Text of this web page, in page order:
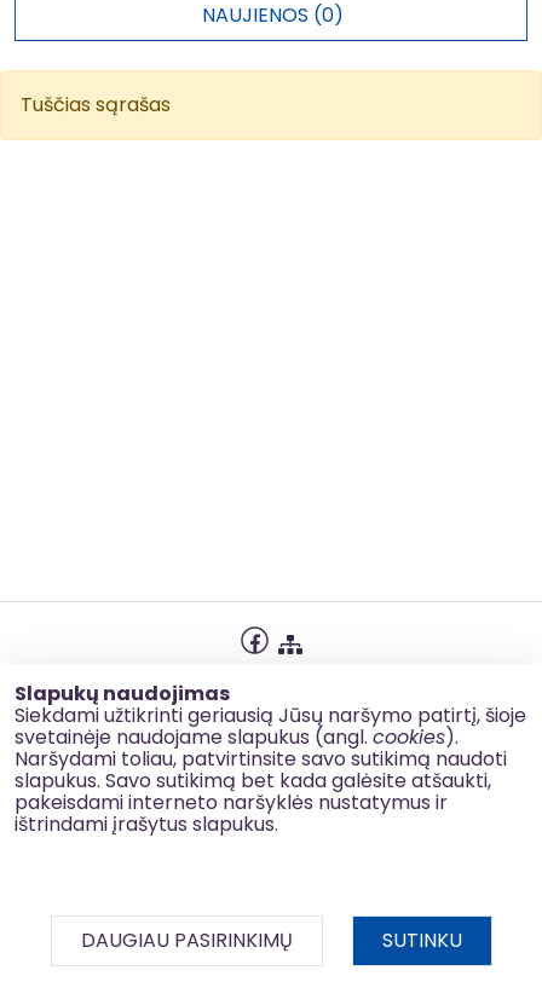
Slapukų naudojimas
Siekdami užtikrinti geriausią Jūsų naršymo patirtį, šioje
svetainėje naudojame slapukus (angl. cookies).
Naršydami toliau, patvirtinsite savo sutikimą naudoti
slapukus. Savo sutikimą bet kada galėsite atšaukti,
pakeisdami interneto naršyklės nustatymus ir
ištrindami įrašytus slapukus.
DAUGIAU PASIRINKIMŲ SUTINKU
NAUJIENOS (0)
Tuščias sąrašas
Slapukų naudojimas
Korupcijos prevencija
Kontaktai